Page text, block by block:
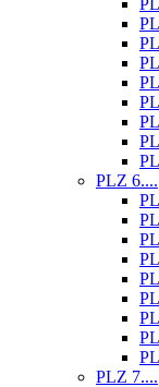
PLZ 6....
PLZ 7....